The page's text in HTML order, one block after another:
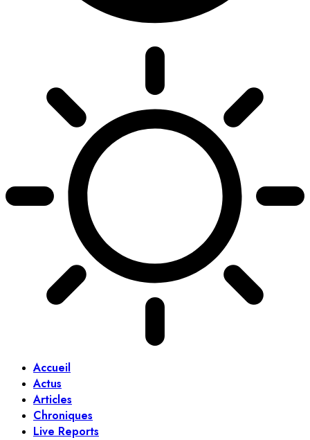
Accueil
Actus
Articles
Chroniques
Live Reports